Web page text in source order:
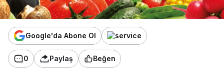
Google'da Abone Ol
0 Paylaş Beğen